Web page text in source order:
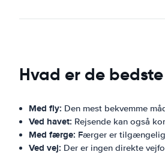
Hvad er de
Med fly: Den mest bekvemme
Ved havet: Rejsende kan også
Med færge: Færger er
Ved vej: Der er ingen direkte